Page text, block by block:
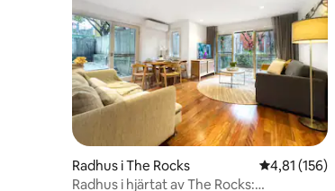
Radhus i The Rocks 4,81 av 5 i
4,81 (156)
Radhus i hjärtat av The Rocks: